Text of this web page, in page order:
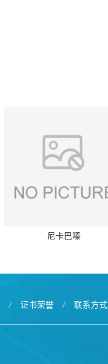
尼卡巴嗪
/ 证书荣誉 / 联系方式